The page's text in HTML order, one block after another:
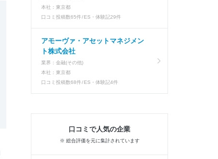
本社： 東京都
口コミ投稿数65件 ES・体験記29件
アモーヴァ・アセットマネジメン
ト株式会社
業界： 金融(その他)
本社： 東京都
口コミ投稿数68件 ES・体験記4件
口コミで人気の企業
※ 総合評価を元に集計されています